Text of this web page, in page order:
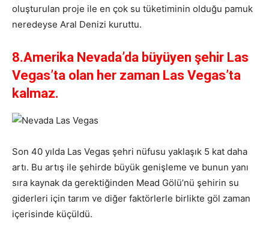
oluşturulan proje ile en çok su tüketiminin olduğu pamuk
neredeyse Aral Denizi kuruttu.
8.Amerika Nevada’da büyüyen şehir Las
Vegas’ta olan her zaman Las Vegas’ta
kalmaz.
Son 40 yılda Las Vegas şehri nüfusu yaklaşık 5 kat daha
artı. Bu artış ile şehirde büyük genişleme ve bunun yanı
sıra kaynak da gerektiğinden Mead Gölü’nü şehirin su
giderleri için tarım ve diğer faktörlerle birlikte göl zaman
içerisinde küçüldü.